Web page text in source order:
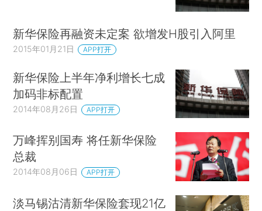
新华保险再融资未定案 欲增发H股引入阿里
2015年01月21日 APP打开
新华保险上半年净利增长七成
加码非标配置
2014年08月26日 APP打开
万峰挥别国寿 将任新华保险
总裁
2014年08月06日 APP打开
淡马锡沽清新华保险套现21亿